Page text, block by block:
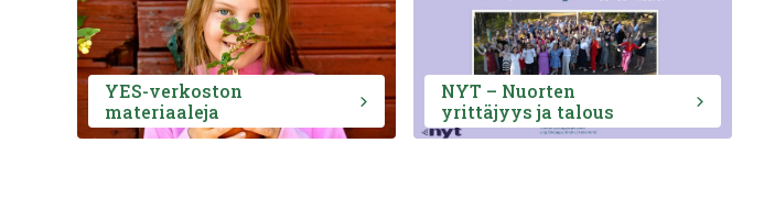
YES-verkoston
materiaaleja
NYT – Nuorten
yrittäjyys ja talous